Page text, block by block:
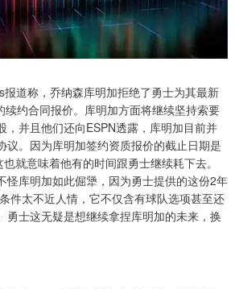
道称，乔纳森库明加拒绝了勇士为其最新
约合同报价。库明加方面将继续坚持索要
，并且他们还向ESPN透露，库明加目前并
议。因为库明加签约资质报价的截止日期是
就意味着他有的时间跟勇士继续耗下去。
怪库明加如此倔犟，因为勇士提供的这份2年
件太不近人情，它不仅含有球队选项甚至还
勇士这无疑是想继续拿捏库明加的未来，换